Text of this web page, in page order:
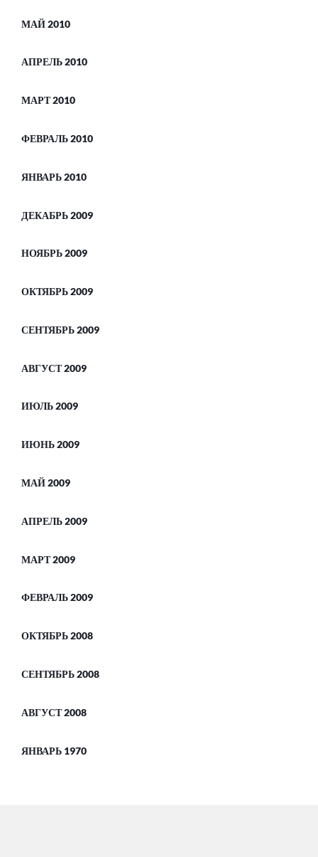
МАЙ 2010
АПРЕЛЬ 2010
МАРТ 2010
ФЕВРАЛЬ 2010
ЯНВАРЬ 2010
ДЕКАБРЬ 2009
НОЯБРЬ 2009
ОКТЯБРЬ 2009
СЕНТЯБРЬ 2009
АВГУСТ 2009
ИЮЛЬ 2009
ИЮНЬ 2009
МАЙ 2009
АПРЕЛЬ 2009
МАРТ 2009
ФЕВРАЛЬ 2009
ОКТЯБРЬ 2008
СЕНТЯБРЬ 2008
АВГУСТ 2008
ЯНВАРЬ 1970